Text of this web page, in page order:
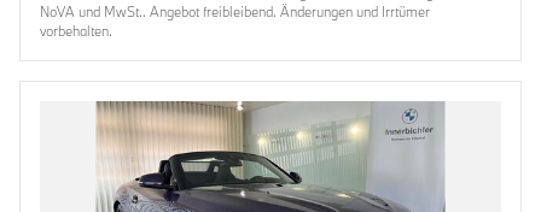
NoVA und MwSt.. Angebot freibleibend. Änderungen und Irrtümer
vorbehalten.